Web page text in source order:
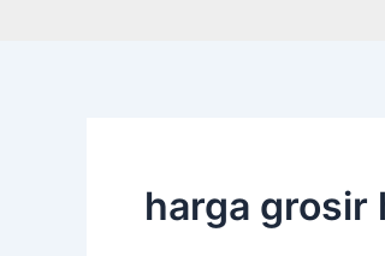
harga grosir